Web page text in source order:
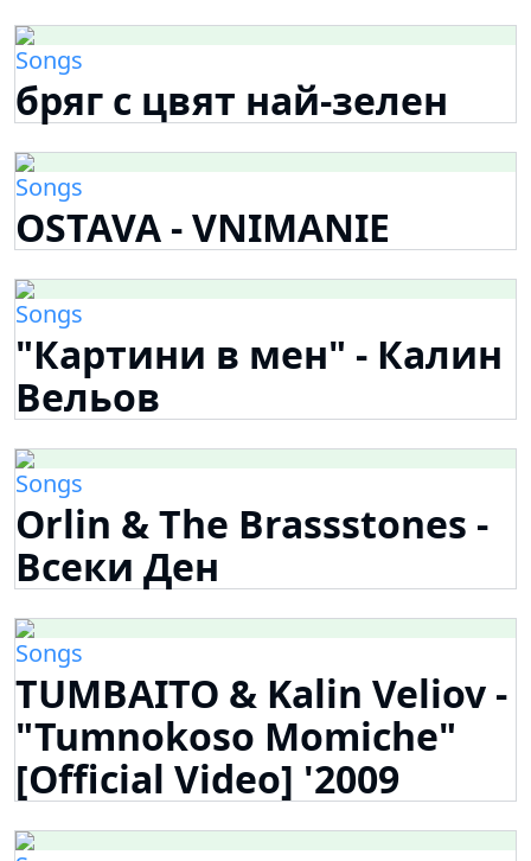
Songs
бряг с цвят най-зелен
Songs
OSTAVA - VNIMANIE
Songs
"Картини в мен" - Калин
Вельов
Songs
Orlin & The Brassstones -
Всеки Ден
Songs
TUMBAITO & Kalin Veliov -
"Tumnokoso Momiche"
[Official Video] '2009